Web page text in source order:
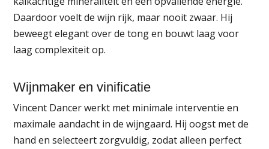
Daardoor voelt de wijn rijk, maar nooit zwaar. Hij
beweegt elegant over de tong en bouwt laag voor
laag complexiteit op.
Wijnmaker en vinificatie
Vincent Dancer werkt met minimale interventie en
maximale aandacht in de wijngaard. Hij oogst met de
hand en selecteert zorgvuldig, zodat alleen perfect